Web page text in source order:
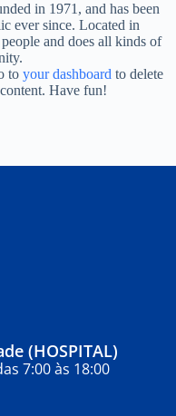
in 1971, and has been
ever since. Located in
and does all kinds of
to your dashboard to delete
Have fun!
(HOSPITAL)
7:00 às 18:00